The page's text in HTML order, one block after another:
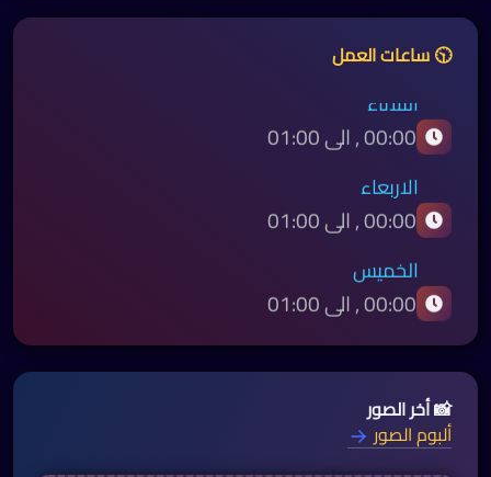
🕥 ساعات العمل
00:00 , الى 01:00
الثلاثاء
00:00 , الى 01:00
الاربعاء
00:00 , الى 01:00
الخميس
00:00 , الى 01:00
الجمعه
14:00 , الى 01:00
السبت
00:00 , الى 01:00
📸 أخر الصور
ألبوم الصور